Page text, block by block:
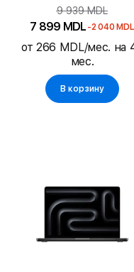
Цвет ремешка
Время работы без
Цвет корпуса
Процессор
Диагональ экрана
Jet Black Aluminium
9 939 MDL
7 899 MDL -2 040 MDL
от 266 MDL/мес. на
мес.
В корзину